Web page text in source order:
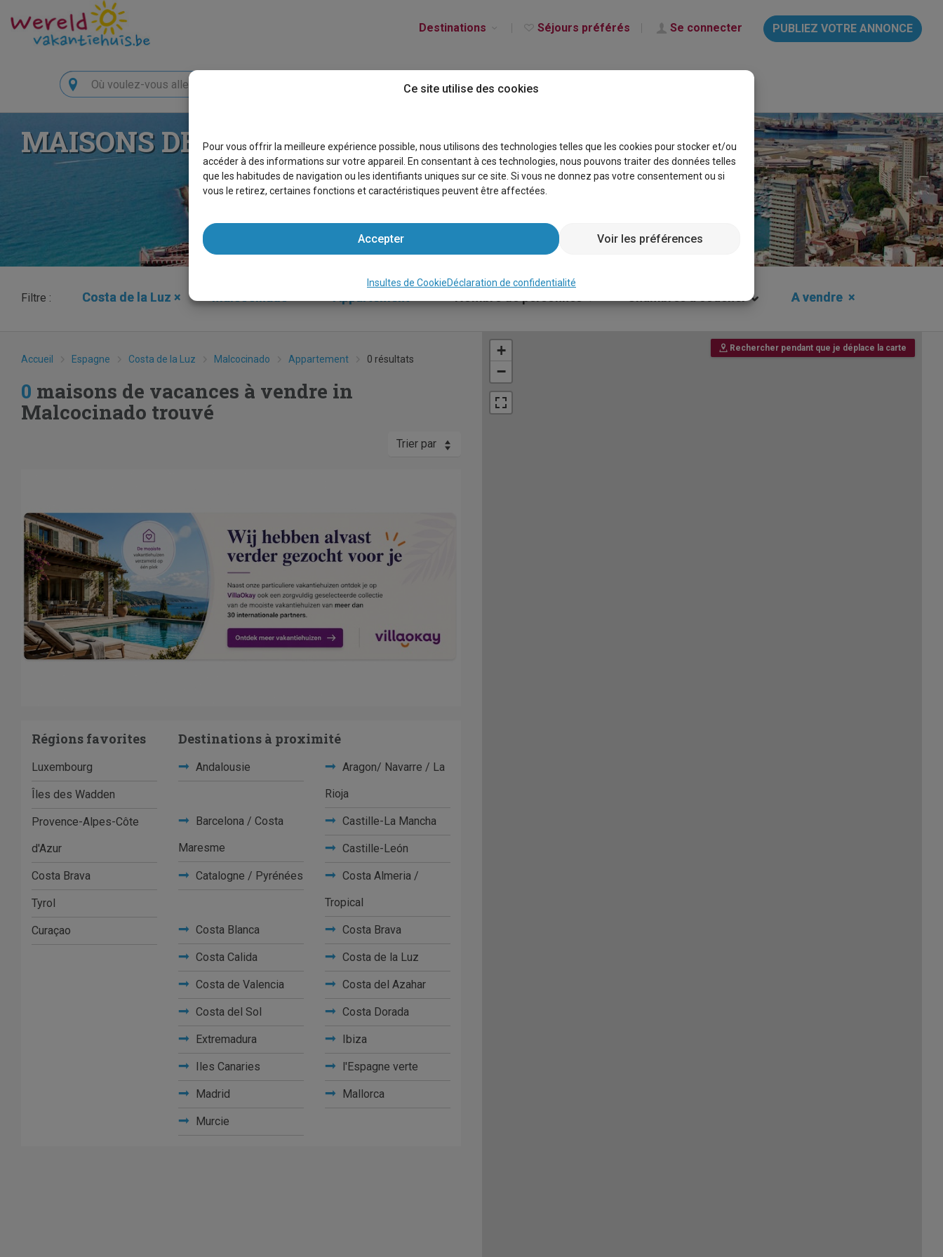
Destinations Séjours préférés Se connecter PUBLIEZ VOTRE ANNONCE
Chercher
MAISONS DE VACANCES À VENDRE MALCOCINADO
Filtre : Costa de la Luz × A vendre ×
Accueil Espagne Costa de la Luz Malcocinado Appartement 0 résultats
0 maisons de vacances à vendre in
Malcocinado trouvé
Trier par
Régions favorites
Luxembourg
Îles des Wadden
Provence-Alpes-Côte
d'Azur
Costa Brava
Tyrol
Curaçao
Destinations à proximité
Andalousie
Aragon/ Navarre / La
Rioja
Barcelona / Costa
Maresme
Castille-La Mancha
Castille-León
Catalogne / Pyrénées
Costa Almeria /
Tropical
Costa Blanca Costa Brava
Costa Calida Costa de la Luz
Costa de Valencia Costa del Azahar
Costa del Sol Costa Dorada
Extremadura Ibiza
Iles Canaries l'Espagne verte
Madrid Mallorca
Murcie
+
−
Rechercher pendant que je déplace la carte
Ce site utilise des cookies
Pour vous offrir la meilleure expérience possible, nous utilisons des technologies telles que les cookies pour stocker et/ou
accéder à des informations sur votre appareil. En consentant à ces technologies, nous pouvons traiter des données telles
que les habitudes de navigation ou les identifiants uniques sur ce site. Si vous ne donnez pas votre consentement ou si
vous le retirez, certaines fonctions et caractéristiques peuvent être affectées.
Accepter Voir les préférences
Insultes de CookieDéclaration de confidentialité